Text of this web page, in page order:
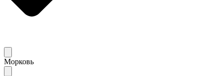
Морковь